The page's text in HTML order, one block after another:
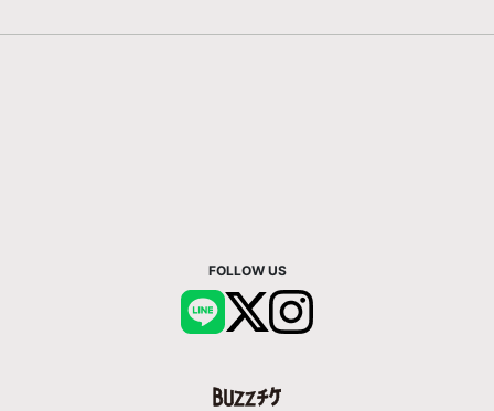
FOLLOW US